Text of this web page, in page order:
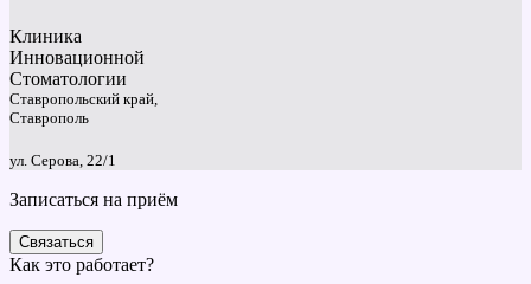
Клиника
Инновационной
Стоматологии
Ставропольский край,
Ставрополь
ул. Серова, 22/1
Записаться на приём
Связаться
Как это работает?